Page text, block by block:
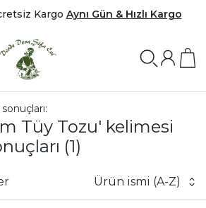
Kargo Aynı Gün & Hızlı Kargo
Tüy Tozu' kelimesi
(1)
Ürün ismi (A-Z)